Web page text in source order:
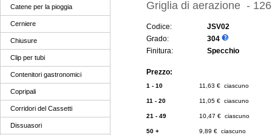
Catene per la pioggia
Cerniere
Chiusure
Clip per tubi
Contenitori gastronomici
Copripali
Corridori del Cassetti
Dissuasori
Griglia di aerazione -
Codice:
JSV02
Grado:
304
Finitura:
Specchio
Prezzo:
1 - 10 11,63 € ciascuno
11 - 20 11,05 € ciascuno
21 - 49 10,47 € ciascuno
50 + 9,89 € ciascuno